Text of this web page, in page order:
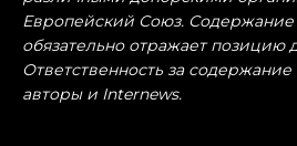
Европейский Союз.
обязательно отражает позицию
Ответственность за
авторы и Internews.